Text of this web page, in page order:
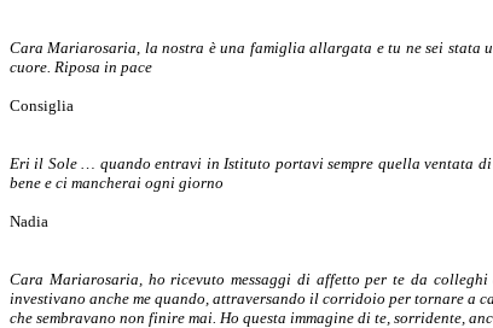
Cara Mariarosaria, la nostra è una famiglia allargata e tu ne sei stata
cuore. Riposa in pace
Consiglia
Eri il Sole … quando entravi in Istituto portavi sempre quella ventata
bene e ci mancherai ogni giorno
Nadia
Cara Mariarosaria, ho ricevuto messaggi di affetto per te da
investivano anche me quando, attraversando il corridoio per tornare a
che sembravano non finire mai. Ho questa immagine di te, sorridente,